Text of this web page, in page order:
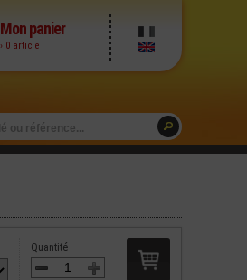
Mon panier
› 0 article
Quantité